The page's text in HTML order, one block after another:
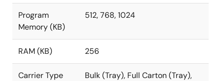
Program
Memory (KB)
512, 768, 1024
RAM (KB) 256
Carrier Type
Bulk (Tray), Full Carton (Tray),